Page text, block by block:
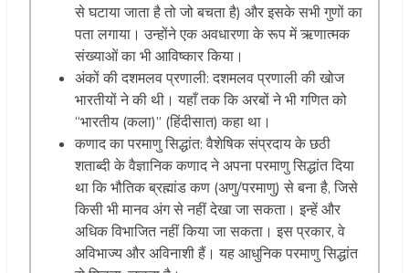
से घटाया जाता है तो जो बचता है) और इसके सभी गुणों का
पता लगाया। उन्होंने एक अवधारणा के रूप में ऋणात्मक
संख्याओं का भी आविष्कार किया।
अंकों की दशमलव प्रणाली: दशमलव प्रणाली की खोज
भारतीयों ने की थी। यहाँ तक कि अरबों ने भी गणित को
“भारतीय (कला)” (हिंदीसात) कहा था।
कणाद का परमाणु सिद्धांत: वैशेषिक संप्रदाय के छठी
शताब्दी के वैज्ञानिक कणाद ने अपना परमाणु सिद्धांत दिया
था कि भौतिक ब्रह्मांड कण (अणु/परमाणु) से बना है, जिसे
किसी भी मानव अंग से नहीं देखा जा सकता। इन्हें और
अधिक विभाजित नहीं किया जा सकता। इस प्रकार, वे
अविभाज्य और अविनाशी हैं। यह आधुनिक परमाणु सिद्धांत